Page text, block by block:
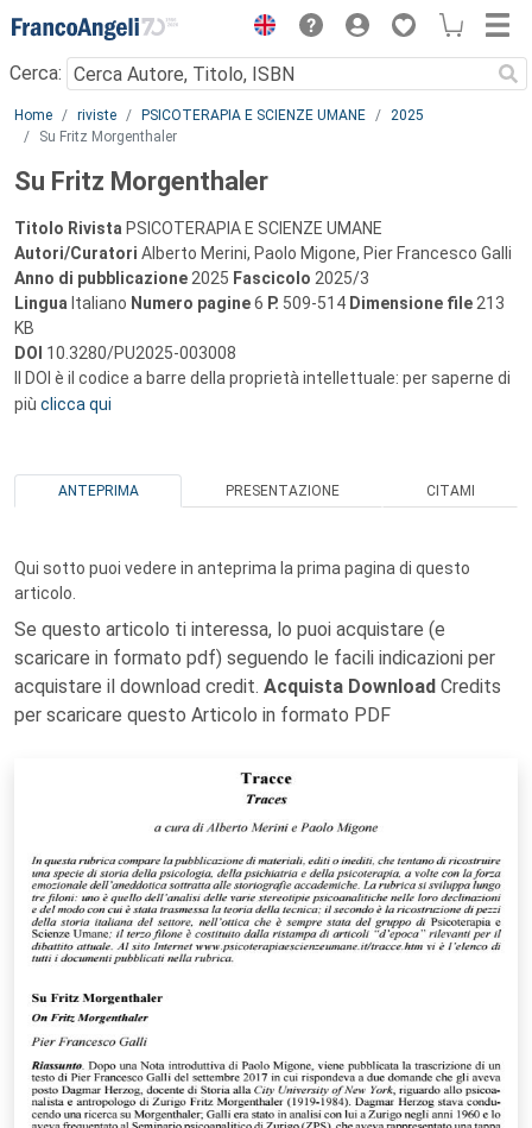
Menu
Cerca:
Main content
Home riviste PSICOTERAPIA E SCIENZE UMANE
2025
Su Fritz Morgenthaler
Su Fritz Morgenthaler
Titolo Rivista PSICOTERAPIA E SCIENZE UMANE
Autori/Curatori Alberto Merini, Paolo Migone, Pier Francesco Galli
Anno di pubblicazione 2025 Fascicolo 2025/3
Lingua Italiano Numero pagine6 P. 509-514 Dimensione file 213
KB
DOI 10.3280/PU2025-003008
Il DOI è il codice a barre della proprietà intellettuale: per saperne di
più clicca qui
ANTEPRIMA PRESENTAZIONE CITAMI
Qui sotto puoi vedere in anteprima la prima pagina di questo
articolo.
Se questo articolo ti interessa, lo puoi acquistare (e
scaricare in formato pdf) seguendo le facili indicazioni per
acquistare il download credit. Acquista Download Credits
per scaricare questo Articolo in formato PDF